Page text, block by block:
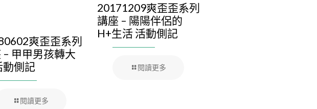
爽歪歪系列
– 甲甲男孩轉大
動側記
閱讀更多
20171209爽歪歪系列
講座 – 陽陽伴侶的
H+生活 活動側記
閱讀更多